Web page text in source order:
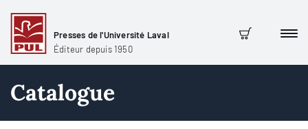
Presses de l'Université Laval
Éditeur depuis 1950
Panier
Catalogue